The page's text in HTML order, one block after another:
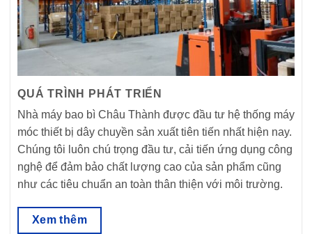
QUÁ TRÌNH PHÁT TRIỂN
Nhà máy bao bì Châu Thành được đầu tư hệ thống máy
móc thiết bị dây chuyền sản xuất tiên tiến nhất hiện nay.
Chúng tôi luôn chú trọng đầu tư, cải tiến ứng dụng công
nghệ để đảm bảo chất lượng cao của sản phẩm cũng
như các tiêu chuẩn an toàn thân thiện với môi trường.
Xem thêm